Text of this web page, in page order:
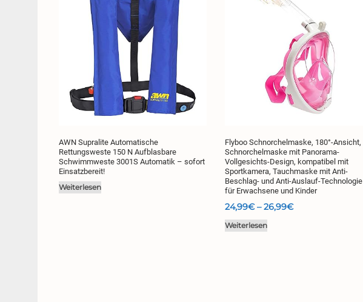
AWN Supralite Automatische
Rettungsweste 150 N Aufblasbare
Schwimmweste 3001S Automatik – sofort
Einsatzbereit!
Weiterlesen
Flyboo Schnorchelmaske, 180°-Ansicht,
Schnorchelmaske mit Panorama-
Vollgesichts-Design, kompatibel mit
Sportkamera, Tauchmaske mit Anti-
Beschlag- und Anti-Auslauf-Technologie
für Erwachsene und Kinder
24,99€ –26,99€Preisspanne:
Weiterlesen